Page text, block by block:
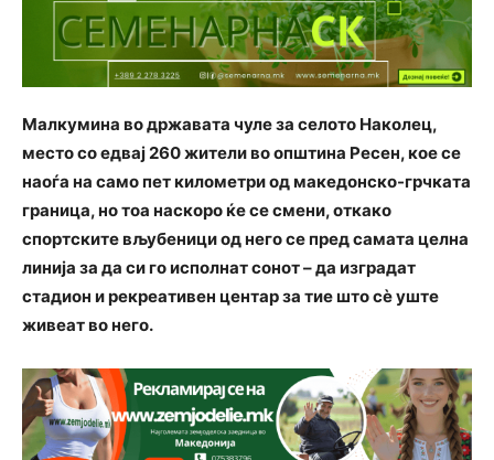
Малкумина во државата чуле за селото Наколец,
место со едвај 260 жители во општина Ресен, кое се
наоѓа на само пет километри од македонско-грчката
граница, но тоа наскоро ќе се смени, откако
спортските вљубеници од него се пред самата целна
линија за да си го исполнат сонот – да изградат
стадион и рекреативен центар за тие што сè уште
живеат во него.